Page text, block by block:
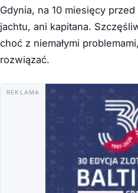
Gdynia, na 10 miesięcy przed
jachtu, ani kapitana.
choć z niemałymi
rozwiązać.
REKLAMA